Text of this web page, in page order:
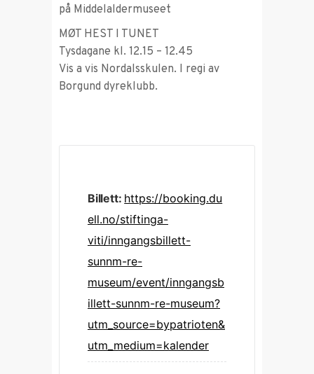
på Middelaldermuseet
MØT HEST I TUNET
Tysdagane kl. 12.15 – 12.45
Vis a vis Nordalsskulen. I regi av
Borgund dyreklubb.
Billett: https://booking.du
ell.no/stiftinga-
viti/inngangsbillett-
sunnm-re-
museum/event/inngangsb
illett-sunnm-re-museum?
utm_source=bypatrioten&
utm_medium=kalender